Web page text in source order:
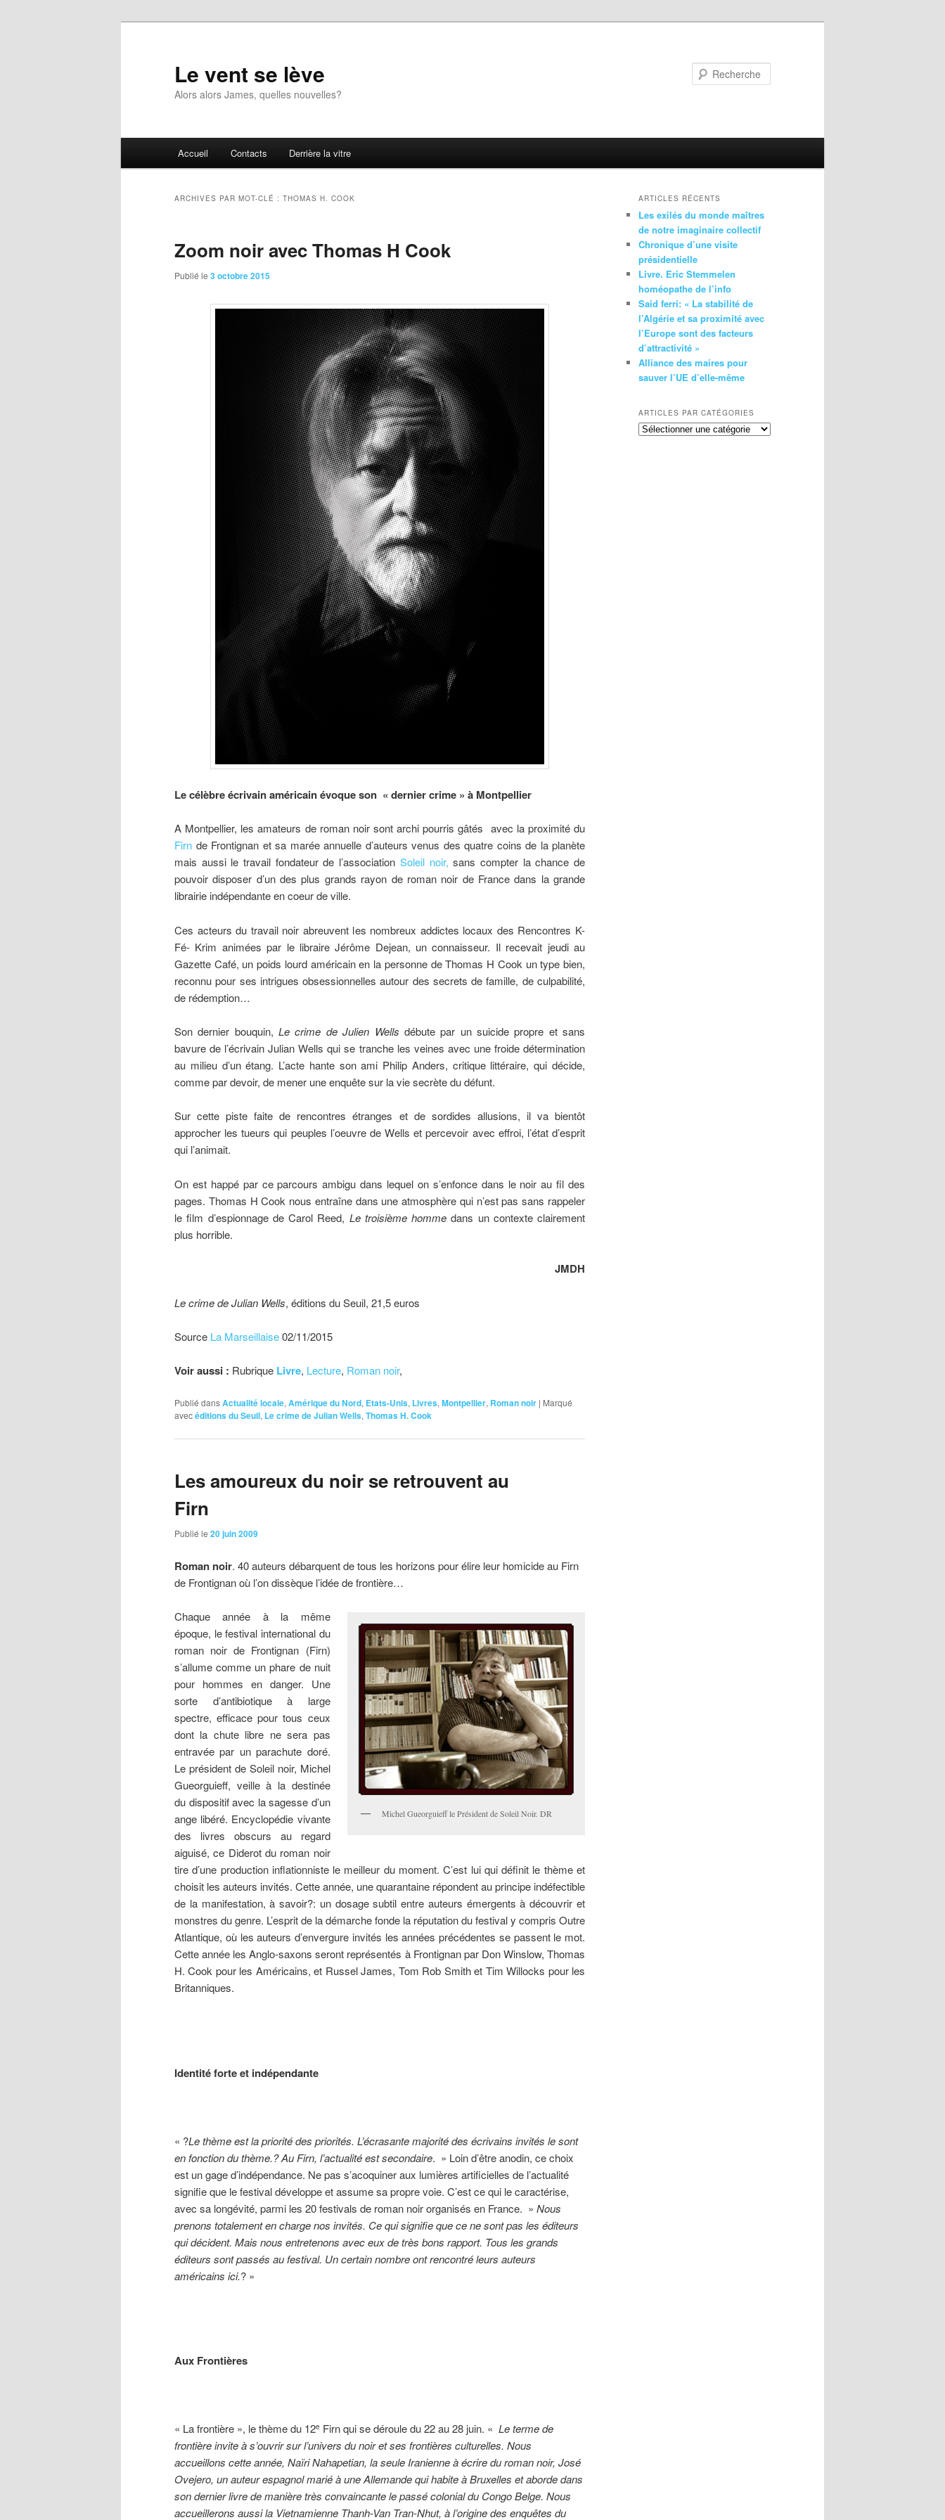
Le vent se lève
Alors alors James, quelles nouvelles?
Accueil Contacts Derrière la vitre
ARCHIVES PAR MOT-CLÉ : THOMAS H. COOK
Zoom noir avec Thomas H Cook
Publié le 3 octobre 2015
Lecélèbre écrivain américain évoque son « dernier crime » à Montpellier
A Montpellier, les amateurs de roman noir sont archi pourris gâtés avec la proximité du
Firn de Frontignan et sa marée annuelle d’auteurs venus des quatre coins de la planète
mais aussi le travail fondateur de l’association Soleil noir, sans compter la chance de
pouvoir disposer d’un des plus grands rayon de roman noir de France dans la grande
librairie indépendante en coeur de ville.
Ces acteurs du travail noir abreuvent les nombreux addictes locaux des Rencontres K-
Fé- Krim animées par le libraire Jérôme Dejean, un connaisseur. Il recevait jeudi au
Gazette Café, un poids lourd américain en la personne de Thomas H Cook un type bien,
reconnu pour ses intrigues obsessionnelles autour des secrets de famille, de culpabilité,
de rédemption…
Son dernier bouquin,Le crime de Julien Wells débute par un suicide propre et sans
bavure de l’écrivain Julian Wells qui se tranche les veines avec une froide détermination
au milieu d’un étang. L’acte hante son ami Philip Anders, critique littéraire, qui décide,
comme par devoir, de mener une enquête sur la vie secrète du défunt.
Sur cette piste faite de rencontres étranges et de sordides allusions, il va bientôt
approcher les tueurs qui peuples l’oeuvre de Wells et percevoir avec effroi, l’état d’esprit
qui l’animait.
On est happé par ce parcours ambigu dans lequel on s’enfonce dans le noir au fil des
pages. Thomas H Cook nous entraîne dans une atmosphère qui n’est pas sans rappeler
le film d’espionnage de Carol Reed, Le troisième homme dans un contexte clairement
plus horrible.
JMDH
Le crime de Julian Wells, éditions du Seuil, 21,5 euros
Source La Marseillaise02/11/2015
Voir aussi : Rubrique Livre, Lecture, Roman noir,
Publié dansActualité locale, Amérique du Nord, Etats-Unis, Livres, Montpellier, Roman noir | Marqué
avecéditions du Seuil, Le crime de Julian Wells, Thomas H. Cook
Les amoureux du noir se retrouvent au
Firn
Publié le 20 juin 2009
Roman noir. 40 auteurs débarquent de tous les horizons pour élire leur homicide au Firn
de Frontignan où l’on dissèque l’idée de frontière…
Michel Gueorguieff le Président de Soleil Noir. DR
Chaque année à la même
époque, le festival international du
roman noir de Frontignan (Firn)
s’allume comme un phare de nuit
pour hommes en danger. Une
sorte d’antibiotique à large
spectre, efficace pour tous ceux
dont la chute libre ne sera pas
entravée par un parachute doré.
Le président de Soleil noir, Michel
Gueorguieff, veille à la destinée
du dispositif avec la sagesse d’un
ange libéré. Encyclopédie vivante
des livres obscurs au regard
aiguisé, ce Diderot du roman noir
tire d’une production inflationniste le meilleur du moment. C’est lui qui définit le thème et
choisit les auteurs invités. Cette année, une quarantaine répondent au principe indéfectible
de la manifestation, à savoir?: un dosage subtil entre auteurs émergents à découvrir et
monstres du genre. L’esprit de la démarche fonde la réputation du festival y compris Outre
Atlantique, où les auteurs d’envergure invités les années précédentes se passent le mot.
Cette année les Anglo-saxons seront représentés à Frontignan par Don Winslow, Thomas
H. Cook pour les Américains, et Russel James, Tom Rob Smith et Tim Willocks pour les
Britanniques.
Identité forte et indépendante
« ?Le thème est la priorité des priorités. L’écrasante majorité des écrivains invités le sont
en fonction du thème.? Au Firn, l’actualité est secondaire. » Loin d’être anodin, ce choix
est un gage d’indépendance. Ne pas s’acoquiner aux lumières artificielles de l’actualité
signifie que le festival développe et assume sa propre voie. C’est ce qui le caractérise,
avec sa longévité, parmi les 20 festivals de roman noir organisés en France. » Nous
prenons totalement en charge nos invités. Ce qui signifie que ce ne sont pas les éditeurs
qui décident. Mais nous entretenons avec eux de très bons rapport. Tous les grands
éditeurs sont passés au festival. Un certain nombre ont rencontré leurs auteurs
américains ici.? »
Aux Frontières
« La frontière », le thème du 12e Firn qui se déroule du 22 au 28 juin. « Le terme de
frontière invite à s’ouvrir sur l’univers du noir et ses frontières culturelles. Nous
accueillons cette année, Naïri Nahapetian, la seule Iranienne à écrire du roman noir, José
Ovejero, un auteur espagnol marié à une Allemande qui habite à Bruxelles et aborde dans
son dernier livre de manière très convaincante le passé colonial du Congo Belge. Nous
accueillerons aussi la Vietnamienne Thanh-Van Tran-Nhut, à l’origine des enquêtes du
ARTICLES RÉCENTS
Les exilés du monde maîtres
de notre imaginaire collectif
Chronique d’une visite
présidentielle
Livre. Eric Stemmelen
homéopathe de l’info
Said ferri: « La stabilité de
l’Algérie et sa proximité avec
l’Europe sont des facteurs
d’attractivité »
Alliance des maires pour
sauver l’UE d’elle-même
ARTICLES PAR CATÉGORIES
Articles